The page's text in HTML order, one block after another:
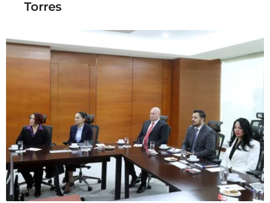
Torres